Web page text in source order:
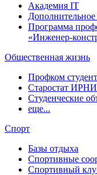
Академия IT
Дополнительное
Программа
«Инженер-
Общественная жизнь
Профком
Старостат
Студенческие
еще...
Спорт
Базы отдыха
Спортивные
Спортивный